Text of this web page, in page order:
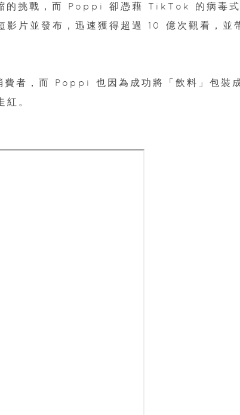
的挑戰，而 Poppi 卻憑藉 TikTok 的病毒式
片並發布，迅速獲得超過 10 億次觀看，並
費者，而 Poppi 也因為成功將「飲料」包裝
。